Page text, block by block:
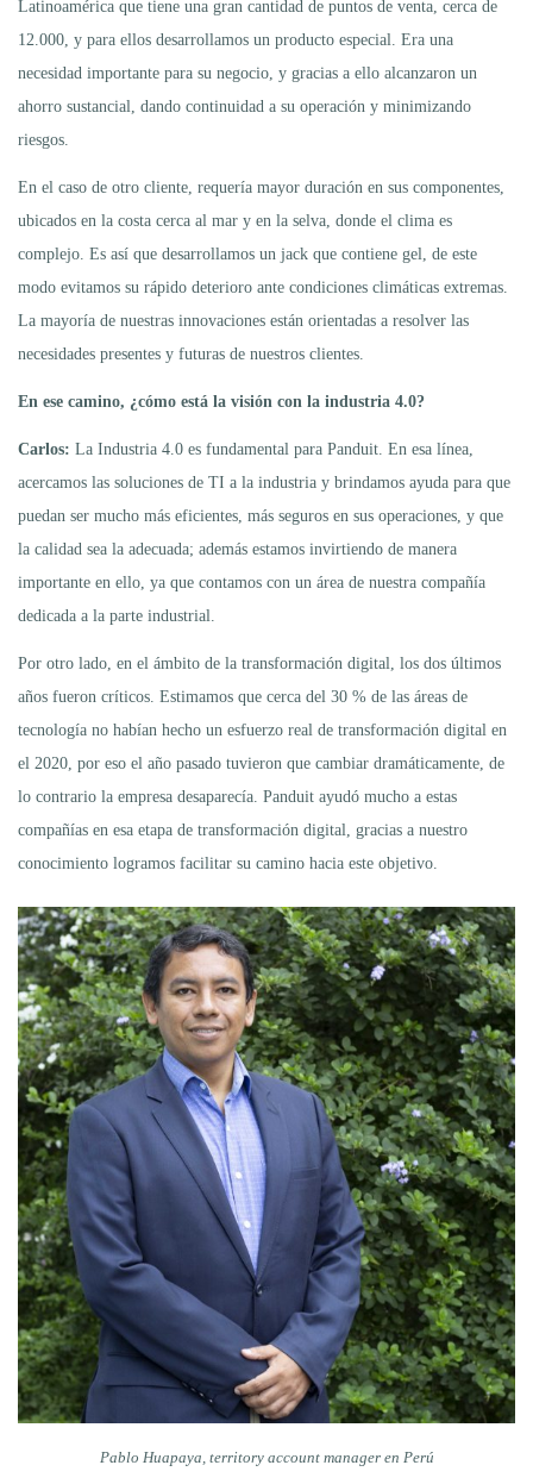
Latinoamérica que tiene una gran cantidad de puntos de venta, cerca de
12.000, y para ellos desarrollamos un producto especial. Era una
necesidad importante para su negocio, y gracias a ello alcanzaron un
ahorro sustancial, dando continuidad a su operación y minimizando
riesgos.
En el caso de otro cliente, requería mayor duración en sus componentes,
ubicados en la costa cerca al mar y en la selva, donde el clima es
complejo. Es así que desarrollamos un jack que contiene gel, de este
modo evitamos su rápido deterioro ante condiciones climáticas extremas.
La mayoría de nuestras innovaciones están orientadas a resolver las
necesidades presentes y futuras de nuestros clientes.
En ese camino, ¿cómo está la visión con la industria 4.0?
Carlos: La Industria 4.0 es fundamental para Panduit. En esa línea,
acercamos las soluciones de TI a la industria y brindamos ayuda para que
puedan ser mucho más eficientes, más seguros en sus operaciones, y que
la calidad sea la adecuada; además estamos invirtiendo de manera
importante en ello, ya que contamos con un área de nuestra compañía
dedicada a la parte industrial.
Por otro lado, en el ámbito de la transformación digital, los dos últimos
años fueron críticos. Estimamos que cerca del 30 % de las áreas de
tecnología no habían hecho un esfuerzo real de transformación digital en
el 2020, por eso el año pasado tuvieron que cambiar dramáticamente, de
lo contrario la empresa desaparecía. Panduit ayudó mucho a estas
compañías en esa etapa de transformación digital, gracias a nuestro
conocimiento logramos facilitar su camino hacia este objetivo.
Pablo Huapaya, territory account manager en Perú